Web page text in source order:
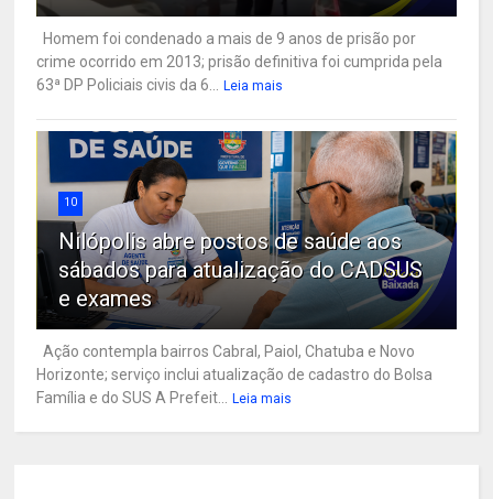
Homem foi condenado a mais de 9 anos de prisão por
crime ocorrido em 2013; prisão definitiva foi cumprida pela
63ª DP Policiais civis da 6...
Leia mais
10
Nilópolis abre postos de saúde aos
sábados para atualização do CADSUS
e exames
Ação contempla bairros Cabral, Paiol, Chatuba e Novo
Horizonte; serviço inclui atualização de cadastro do Bolsa
Família e do SUS A Prefeit...
Leia mais